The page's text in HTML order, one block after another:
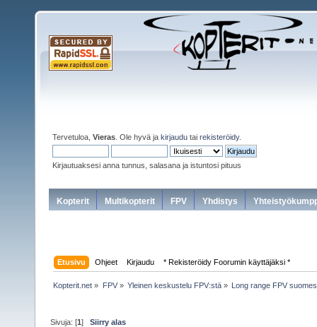
Tervetuloa, Vieras . Ole hyvä ja kirjaudu tai rekisteröidy.
Kirjautuaksesi anna tunnus, salasana ja istuntosi pituus
Kopterit Multikopterit FPV Yhdistys
Etusivu Ohjeet Kirjaudu * Rekisteröidy Foorumin käyttäjäksi *
Kopterit.net » FPV» Yleinen keskustelu FPV:stä» Long range FPV
Sivuja: [1]Siirry alas